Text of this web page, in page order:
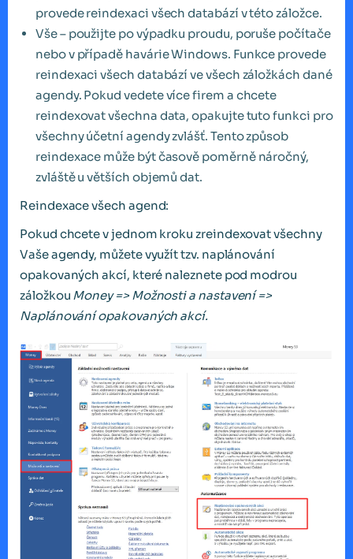
provede reindexaci všech databází v této záložce.
Vše – použijte po výpadku proudu, poruše počítače
nebo v případě havárie Windows. Funkce provede
reindexaci všech databází ve všech záložkách dané
agendy. Pokud vedete více firem a chcete
reindexovat všechna data, opakujte tuto funkci pro
všechny účetní agendy zvlášť. Tento způsob
reindexace může být časově poměrně náročný,
zvláště u větších objemů dat.
Reindexace všech agend:
Pokud chcete v jednom kroku zreindexovat všechny
Vaše agendy, můžete využít tzv. naplánování
opakovaných akcí, které naleznete pod modrou
záložkou Money => Možnosti a nastavení =>
Naplánování opakovaných akcí.